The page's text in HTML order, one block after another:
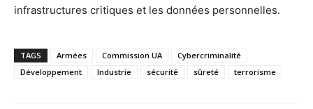
infrastructures critiques et les données personnelles.
TAGS Armées Commission UA
Cybercriminalité
Développement
Industrie sécurité sûreté terrorisme